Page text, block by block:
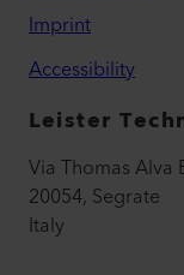
Imprint
Accessibility
Leister
Via Thomas Alva
20054, Segrate
Italy